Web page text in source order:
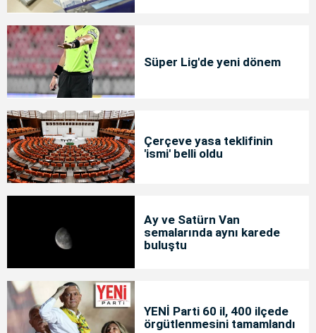
Süper Lig'de yeni dönem
Çerçeve yasa teklifinin
'ismi' belli oldu
Ay ve Satürn Van
semalarında aynı karede
buluştu
YENİ Parti 60 il, 400 ilçede
örgütlenmesini tamamlandı